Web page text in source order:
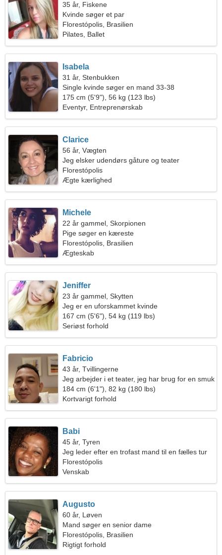
35 år, Fiskene
Kvinde søger et par
Florestópolis, Brasilien
Pilates, Ballet
Isabela
31 år, Stenbukken
Single kvinde søger en mand 33-38
175 cm (5'9"), 56 kg (123 lbs)
Eventyr, Entreprenørskab
Clarice
56 år, Vægten
Jeg elsker udendørs gåture og teater
Florestópolis
Ægte kærlighed
Michele
22 år gammel, Skorpionen
Pige søger en kæreste
Florestópolis, Brasilien
Ægteskab
Jeniffer
23 år gammel, Skytten
Jeg er en uforskammet kvinde
167 cm (5'6"), 54 kg (119 lbs)
Seriøst forhold
Fabricio
43 år, Tvillingerne
Jeg arbejder i et teater, jeg har brug for en smuk
kvinde
184 cm (6'1"), 82 kg (180 lbs)
Kortvarigt forhold
Babi
45 år, Tyren
Jeg leder efter en trofast mand til en fælles tur
Florestópolis
Venskab
Augusto
60 år, Løven
Mand søger en senior dame
Florestópolis, Brasilien
Rigtigt forhold